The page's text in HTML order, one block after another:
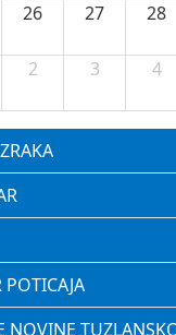
26 27 28
2 3 4
POTICAJA
NOVINE